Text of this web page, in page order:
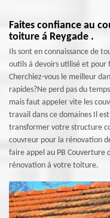
Faites confiance au
toiture á Reygade .
Ils sont en connaissance de
outils á devoirs utilisé et
Cherchiez-vous le meilleur
rapides?Ne perd pas du
mais faut appeler vite les
travail dans ce domaines Il
transformer votre structure
couvreur pour la rénovation
faire appel au PB Couverture
rénovation á votre toiture.